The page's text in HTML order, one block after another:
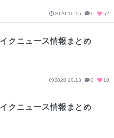
2020.10.15 0 52
クニュース情報まとめ
2020.10.13 0 10
クニュース情報まとめ